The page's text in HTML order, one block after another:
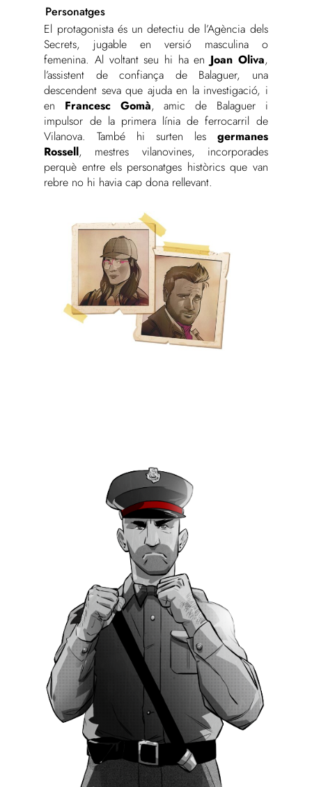
Personatges
El protagonista és un detectiu de l’Agència dels
Secrets, jugable en versió masculina o
femenina. Al voltant seu hi ha en Joan Oliva,
l’assistent de confiança de Balaguer, una
descendent seva que ajuda en la investigació, i
en Francesc Gomà, amic de Balaguer i
impulsor de la primera línia de ferrocarril de
Vilanova. També hi surten les germanes
Rossell, mestres vilanovines, incorporades
perquè entre els personatges històrics que van
rebre no hi havia cap dona rellevant.